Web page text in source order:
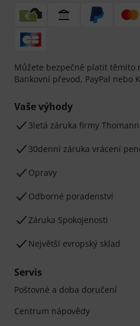
Můžete bezpečně platit těmito
Bankovní převod, PayPal nebo
Vaše výhody
3letá záruka firmy Thomann
30denní záruka vrácení
Opravy
Odborné poradenství
Záruka Spokojenosti
Největší evropský sklad
Servis
Poštovné a doba doručení
Centrum nápovědy